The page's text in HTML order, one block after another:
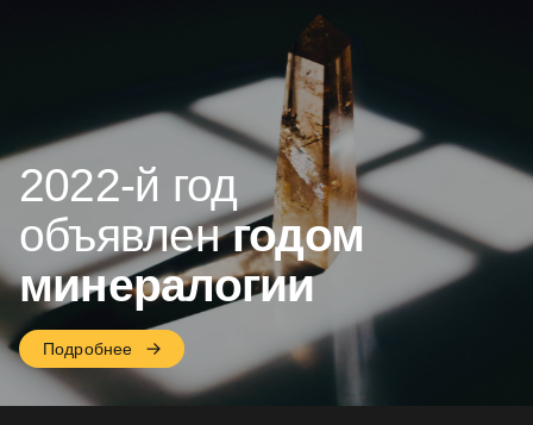
2022-й год
объявленгодом
минералогии
Подробнее